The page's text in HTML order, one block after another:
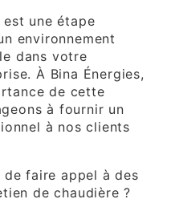
une étape
environnement
dans votre
À Bina Énergies,
de cette
à fournir un
à nos clients
faire appel à des
de chaudière ?